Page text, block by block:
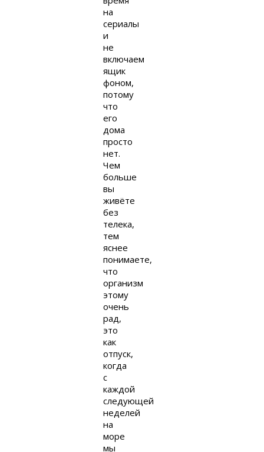
на
сериалы
и
не
включаем
ящик
фоном,
потому
что
его
дома
просто
нет.
Чем
больше
вы
живёте
без
телека,
тем
яснее
понимаете,
что
организм
этому
очень
рад,
это
как
отпуск,
когда
с
каждой
следующей
неделей
на
море
мы